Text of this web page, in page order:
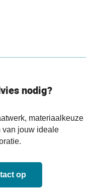
nodig?
materiaalkeuze
van jouw ideale
op